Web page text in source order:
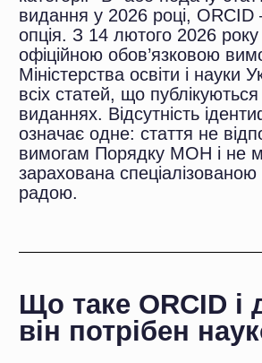
Що таке ORCID і для
він потрібен науковцю
ORCID (Open Researcher and
ID) — це відкрита некомерційна
система, що надає кожному
унікальний 16-значний цифровий
ідентифікатор формату:
https://orcid.org/0000-0002-XXXX-
XXXX
між науковцями з однаковими або
іменами, запобігти дублюванню
та помилкам у приписуванні